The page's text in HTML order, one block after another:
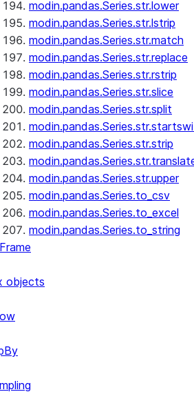
modin.pandas.Series.str.lower
modin.pandas.Series.str.lstrip
modin.pandas.Series.str.match
modin.pandas.Series.str.replace
modin.pandas.Series.str.rstrip
modin.pandas.Series.str.slice
modin.pandas.Series.str.split
modin.pandas.Series.str.strip
modin.pandas.Series.str.upper
modin.pandas.Series.to_csv
modin.pandas.Series.to_excel
modin.pandas.Series.to_string
objects